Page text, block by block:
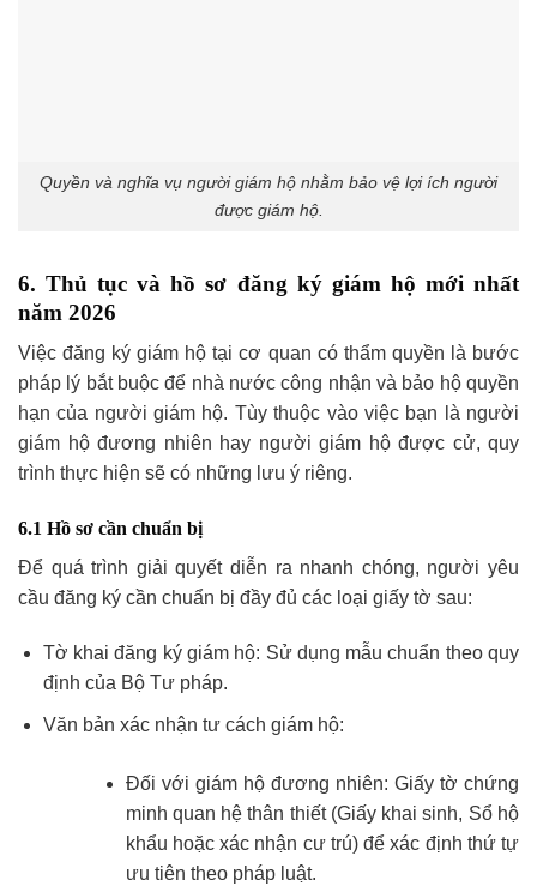
Quyền và nghĩa vụ người giám hộ nhằm bảo vệ lợi ích người
được giám hộ.
6. Thủ tục và hồ sơ đăng ký giám hộ mới nhất
năm 2026
Việc đăng ký giám hộ tại cơ quan có thẩm quyền là bước
pháp lý bắt buộc để nhà nước công nhận và bảo hộ quyền
hạn của người giám hộ. Tùy thuộc vào việc bạn là người
giám hộ đương nhiên hay người giám hộ được cử, quy
trình thực hiện sẽ có những lưu ý riêng.
6.1 Hồ sơ cần chuẩn bị
Để quá trình giải quyết diễn ra nhanh chóng, người yêu
cầu đăng ký cần chuẩn bị đầy đủ các loại giấy tờ sau:
Tờ khai đăng ký giám hộ: Sử dụng mẫu chuẩn theo quy
định của Bộ Tư pháp.
Văn bản xác nhận tư cách giám hộ:
Đối với giám hộ đương nhiên: Giấy tờ chứng
minh quan hệ thân thiết (Giấy khai sinh, Sổ hộ
khẩu hoặc xác nhận cư trú) để xác định thứ tự
ưu tiên theo pháp luật.